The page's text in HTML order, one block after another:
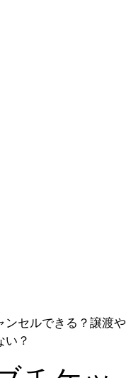
ンセルできる？譲渡や
い？